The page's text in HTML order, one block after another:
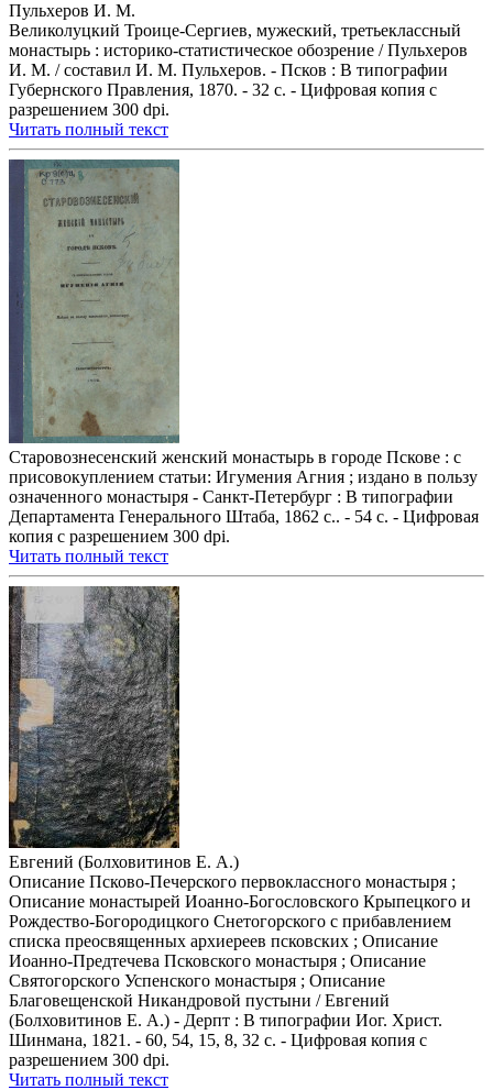
Пульхеров И. М.
Великолуцкий Троице-Сергиев, мужеский, третьеклассный
монастырь : историко-статистическое обозрение / Пульхеров
И. М. / составил И. М. Пульхеров. - Псков : В типографии
Губернского Правления, 1870. - 32 с. - Цифровая копия с
разрешением 300 dpi.
Читать полный текст
Старовознесенский женский монастырь в городе Пскове : с
присовокуплением статьи: Игумения Агния ; издано в пользу
означенного монастыря - Санкт-Петербург : В типографии
Департамента Генерального Штаба, 1862 с.. - 54 с. - Цифровая
копия с разрешением 300 dpi.
Читать полный текст
Евгений (Болховитинов Е. А.)
Описание Псково-Печерского первоклассного монастыря ;
Описание монастырей Иоанно-Богословского Крыпецкого и
Рождество-Богородицкого Снетогорского с прибавлением
списка преосвященных архиереев псковских ; Описание
Иоанно-Предтечева Псковского монастыря ; Описание
Святогорского Успенского монастыря ; Описание
Благовещенской Никандровой пустыни / Евгений
(Болховитинов Е. А.) - Дерпт : В типографии Иог. Христ.
Шинмана, 1821. - 60, 54, 15, 8, 32 с. - Цифровая копия с
разрешением 300 dpi.
Читать полный текст